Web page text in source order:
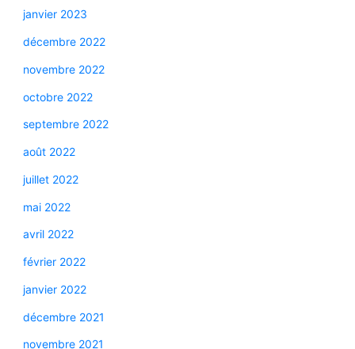
janvier 2023
décembre 2022
novembre 2022
octobre 2022
septembre 2022
août 2022
juillet 2022
mai 2022
avril 2022
février 2022
janvier 2022
décembre 2021
novembre 2021